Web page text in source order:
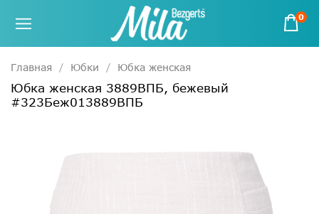
0
Главная Юбки Юбка женская
Юбка женская 3889ВПБ, бежевый
#323Беж013889ВПБ